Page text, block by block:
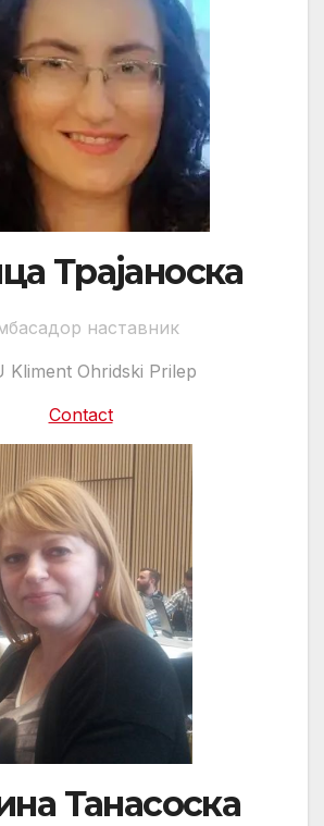
Трајаноска
наставник
Kliment Ohridski Prilep
Contact
Танасоска